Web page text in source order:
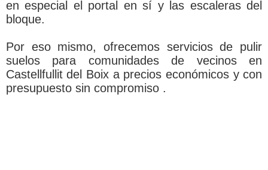
en especial el portal en sí­ y las escaleras del
bloque.
Por eso mismo, ofrecemos servicios de pulir
suelos para comunidades de vecinos en
Castellfullit del Boix a precios económicos y con
presupuesto sin compromiso .